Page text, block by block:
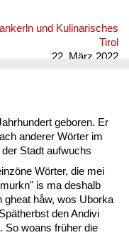
und Kulinarisches
Tirol
22. März 2022
geboren. Er
anderer Wörter im
Stadt aufwuchs
Wörter, die mei
is ma deshalb
gheat håw, wos Uborka
den Andivi
So woans früher die